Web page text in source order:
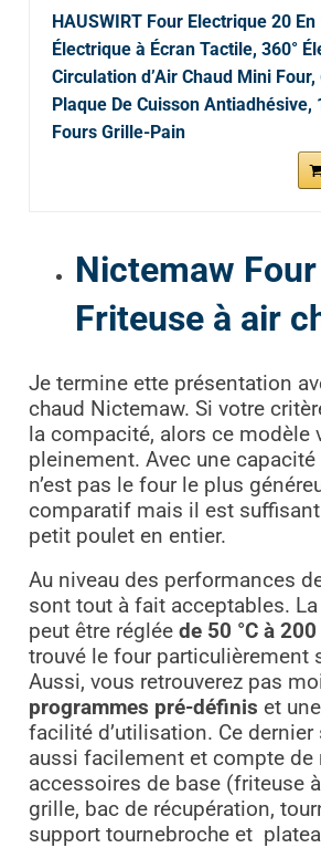
HAUSWIRT Four Electrique 20 En
Électrique à Écran Tactile, 360°
Circulation d’Air Chaud Mini
Plaque De Cuisson Antiadhésive,
Fours Grille-Pain
Nictemaw
Friteuse à air
Je termine ette présentation
chaud Nictemaw. Si votre
la compacité, alors ce modèle
pleinement. Avec une capacité
n’est pas le four le plus
comparatif mais il est
petit poulet en entier.
Au niveau des performances
sont tout à fait acceptables.
peut être réglée de 50 °C à 200
trouvé le four particulièrement
Aussi, vous retrouverez pas
programmes pré-définis et
facilité d’utilisation. Ce dernier
aussi facilement et compte de
accessoires de base (friteuse
grille, bac de récupération,
support tournebroche et